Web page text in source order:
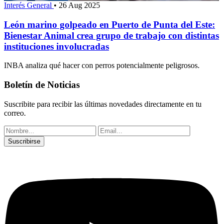
Interés General • 26 Aug 2025
León marino golpeado en Puerto de Punta del Este:
Bienestar Animal crea grupo de trabajo con distintas
instituciones involucradas
INBA analiza qué hacer con perros potencialmente peligrosos.
Boletín de Noticias
Suscribite para recibir las últimas novedades directamente en tu
correo.
Suscribirse